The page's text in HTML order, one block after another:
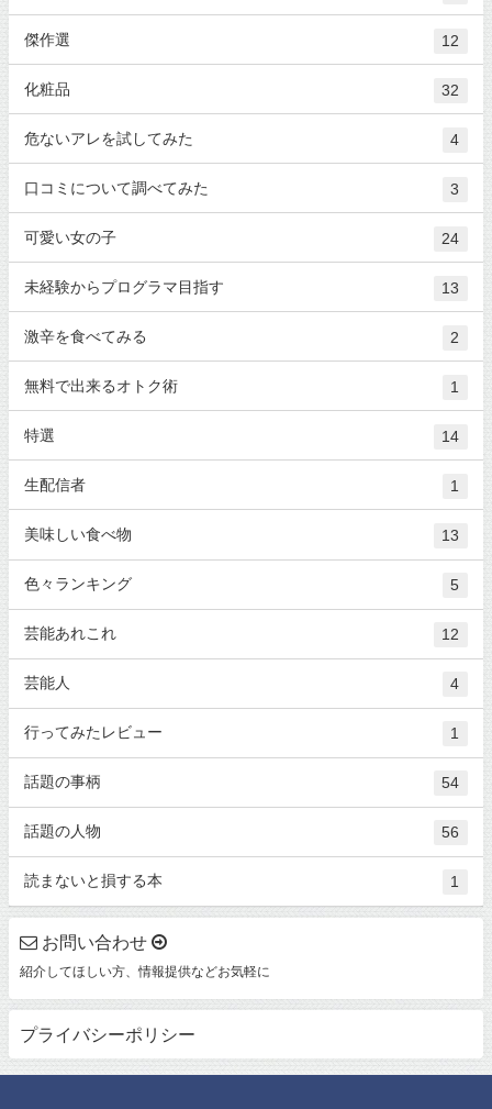
傑作選 12
化粧品 32
危ないアレを試してみた 4
口コミについて調べてみた 3
可愛い女の子 24
未経験からプログラマ目指す 13
激辛を食べてみる 2
無料で出来るオトク術 1
特選 14
生配信者 1
美味しい食べ物 13
色々ランキング 5
芸能あれこれ 12
芸能人 4
行ってみたレビュー 1
話題の事柄 54
話題の人物 56
読まないと損する本 1
お問い合わせ
紹介してほしい方、情報提供などお気軽に
プライバシーポリシー